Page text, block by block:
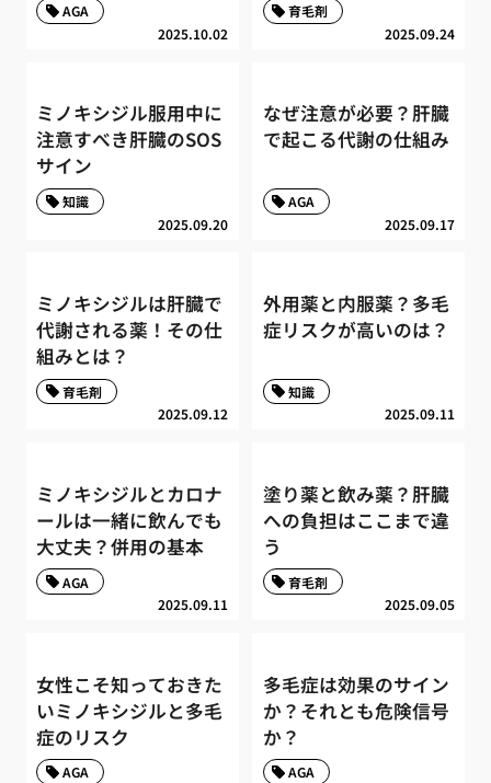
2025.10.02
AGA
2025.09.24
育毛剤
ミノキシジル服用中に
注意すべき肝臓のSOS
サイン
2025.09.20
知識
なぜ注意が必要？肝臓
で起こる代謝の仕組み
2025.09.17
AGA
ミノキシジルは肝臓で
代謝される薬！その仕
組みとは？
2025.09.12
育毛剤
外用薬と内服薬？多毛
症リスクが高いのは？
2025.09.11
知識
ミノキシジルとカロナ
ールは一緒に飲んでも
大丈夫？併用の基本
2025.09.11
AGA
塗り薬と飲み薬？肝臓
への負担はここまで違
う
2025.09.05
育毛剤
女性こそ知っておきた
いミノキシジルと多毛
症のリスク
AGA
多毛症は効果のサイン
か？それとも危険信号
か？
AGA